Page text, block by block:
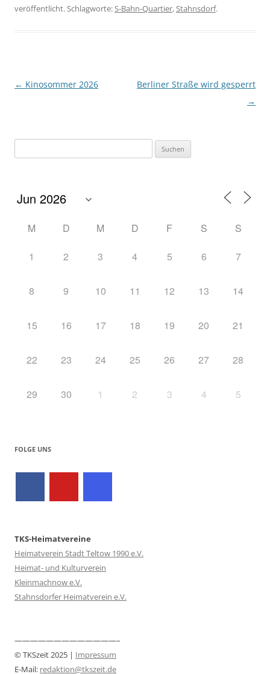
veröffentlicht. Schlagworte:S-Bahn-Quartier,Stahnsdorf.
Beitragsnavigation
← Kinosommer 2026
Berliner Straße wird gesperrt
→
M D M D F S S
1 2 3 4 5 6 7
8 9 10 11 12 13 14
15 16 17 18 19 20 21
22 23 24 25 26 27 28
29 30 1 2 3 4 5
FOLGE UNS
TKS-Heimatvereine
Heimatverein Stadt Teltow 1990 e.V.
Heimat- und Kulturverein
Kleinmachnow e.V.
Stahnsdorfer Heimatverein e.V.
—————————————–
© TKSzeit 2025 | Impressum
E-Mail: redaktion@tkszeit.de